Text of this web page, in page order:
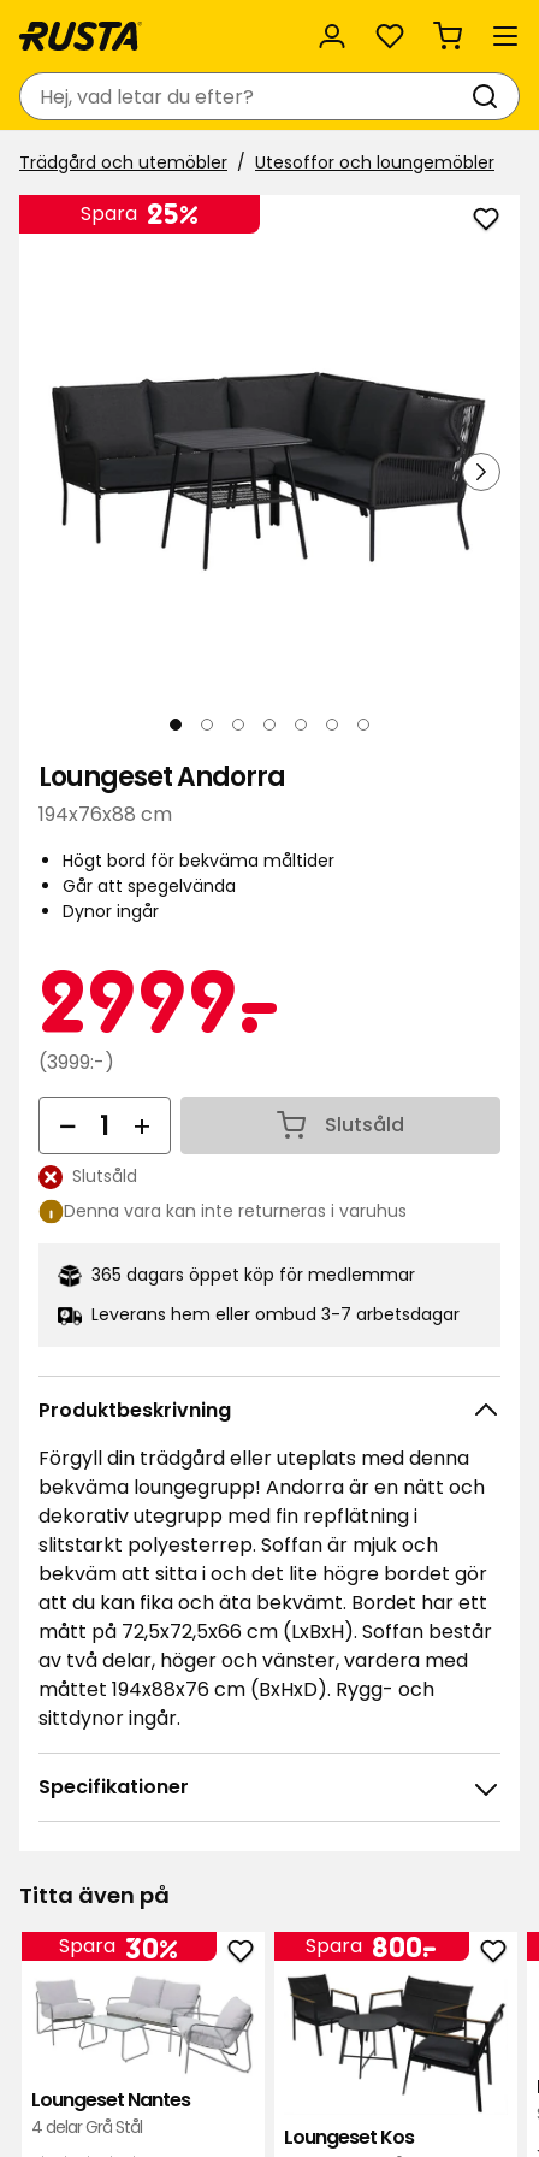
Favoriter
Sök
Trädgård och utemöbler Utesoffor och loungemöbler
Spara 25%
Lägg
Loungeset Andorra
194x76x88 cm
Högt bord för bekväma måltider
Går att spegelvända
Dynor ingår
2999-
.
kr
Ordinarie
pris
3999
kr
(3999:-)
Antal Slutsåld
Antal 1
Lagersaldo:
Slutsåld
Denna vara kan inte returneras i varuhus
365 dagars öppet köp för medlemmar
Leverans hem eller ombud 3-7 arbetsdagar
Produktbeskrivning
Förgyll din trädgård eller uteplats med denna
bekväma loungegrupp! Andorra är en nätt och
dekorativ utegrupp med fin repflätning i
slitstarkt polyesterrep. Soffan är mjuk och
bekväm att sitta i och det lite högre bordet gör
att du kan fika och äta bekvämt. Bordet har ett
mått på 72,5x72,5x66 cm (LxBxH). Soffan består
av två delar, höger och vänster, vardera med
måttet 194x88x76 cm (BxHxD). Rygg- och
sittdynor ingår.
Specifikationer
Titta även på
Loungeset Nantes
4 delar Grå Stål
Spara 30%
Lägg
till
Loungeset
Nantes
i
Loungeset Kos
Spara Pris
800-
.
800
kr
Lägg
i